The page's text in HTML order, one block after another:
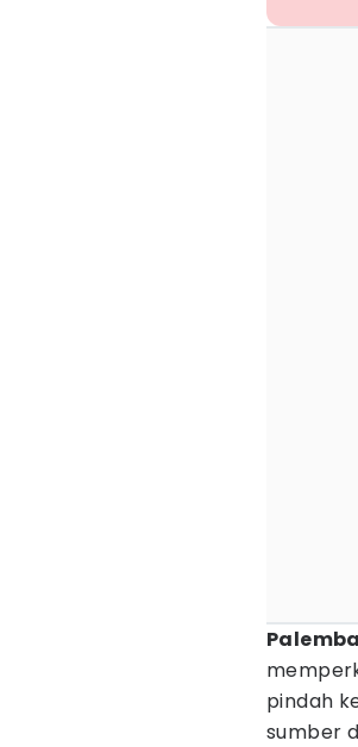
pindah
sumber